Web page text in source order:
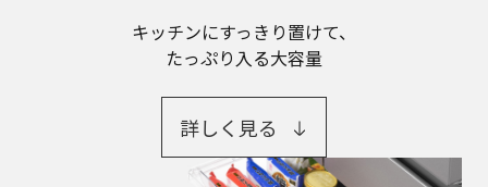
キッチンにすっきり置けて、
たっぷり入る大容量
詳しく見る